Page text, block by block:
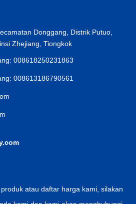
Donggang, Distrik Putuo,
Zhejiang, Tiongkok
008618250231863
008613186790561
atau daftar harga kami, silakan